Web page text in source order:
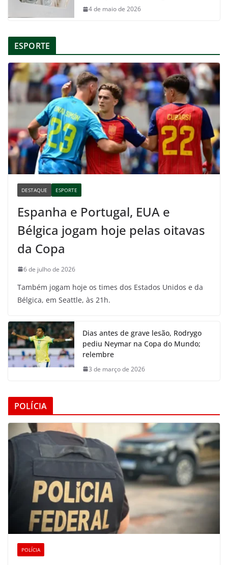
4 de maio de 2026
ESPORTE
DESTAQUE ESPORTE
Espanha e Portugal, EUA e
Bélgica jogam hoje pelas oitavas
da Copa
6 de julho de 2026
Também jogam hoje os times dos Estados Unidos e da
Bélgica, em Seattle, às 21h.
Dias antes de grave lesão, Rodrygo
pediu Neymar na Copa do Mundo;
relembre
3 de março de 2026
POLÍCIA
POLÍCIA